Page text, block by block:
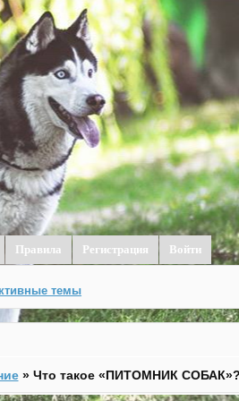
Правила Регистрация Войти
темы
» Что такое «ПИТОМНИК